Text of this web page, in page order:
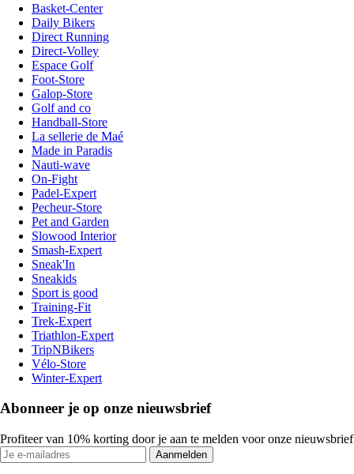
Basket-Center
Daily Bikers
Direct Running
Direct-Volley
Espace Golf
Foot-Store
Galop-Store
Golf and co
Handball-Store
La sellerie de Maé
Made in Paradis
Nauti-wave
On-Fight
Padel-Expert
Pecheur-Store
Pet and Garden
Slowood Interior
Smash-Expert
Sneak'In
Sneakids
Sport is good
Training-Fit
Trek-Expert
Triathlon-Expert
TripNBikers
Vélo-Store
Winter-Expert
Abonneer je op onze nieuwsbrief
Profiteer van 10% korting door je aan te melden voor onze nieuwsbrief
Aanmelden